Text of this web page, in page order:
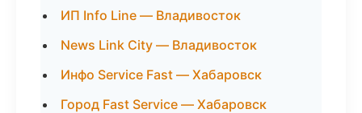
ИП Info Line — Владивосток
News Link City — Владивосток
Инфо Service Fast — Хабаровск
Город Fast Service — Хабаровск